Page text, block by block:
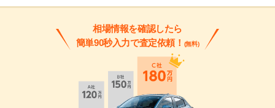
相場情報を確認したら
簡単90秒入力で査定依頼！ (無料)